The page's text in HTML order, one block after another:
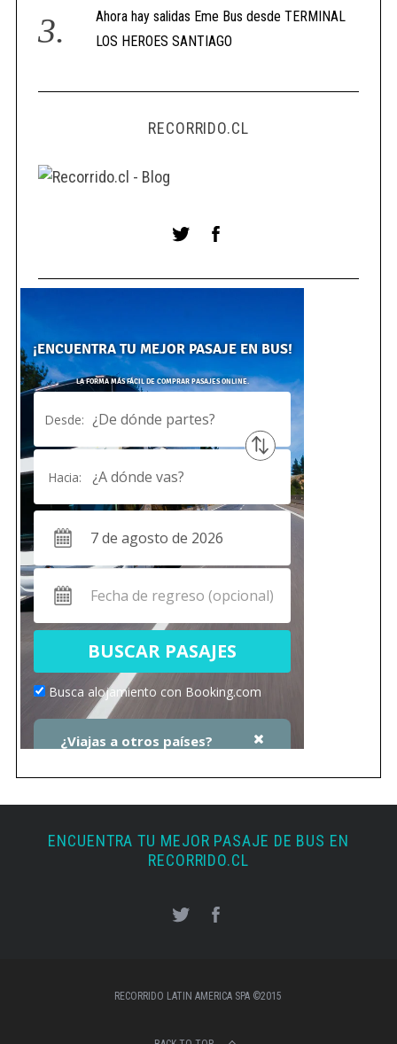
Ahora hay salidas Eme Bus desde TERMINAL
LOS HEROES SANTIAGO
RECORRIDO.CL
ENCUENTRA TU MEJOR PASAJE DE BUS EN
RECORRIDO.CL
RECORRIDO LATIN AMERICA SPA ©2015